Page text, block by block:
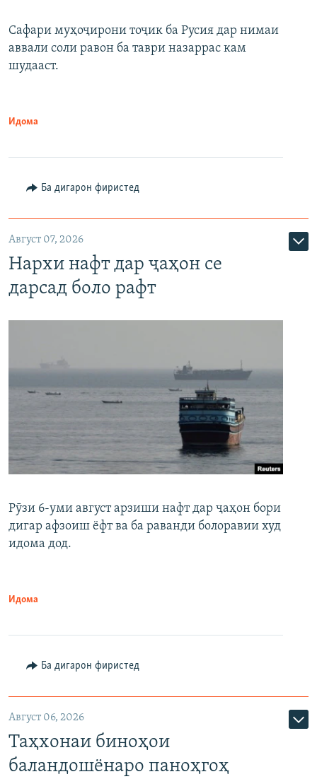
Сафари муҳоҷирони тоҷик ба Русия дар нимаи
аввали соли равон ба таври назаррас кам
шудааст.
Идома
Ба дигарон фиристед
Август 07, 2026
Нархи нафт дар ҷаҳон се
дарсад боло рафт
Рӯзи 6-уми август арзиши нафт дар ҷаҳон бори
дигар афзоиш ёфт ва ба раванди болоравии худ
идома дод.
Идома
Ба дигарон фиристед
Август 06, 2026
Таҳхонаи биноҳои
баландошёнаро паноҳгоҳ